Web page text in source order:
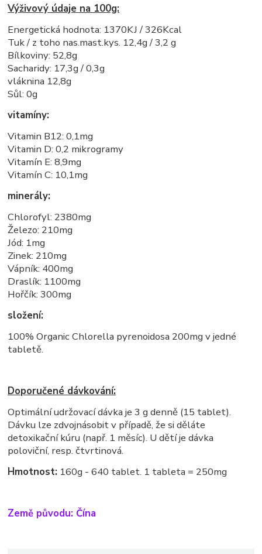
Výživový údaje na 100g:
Energetická hodnota: 1370KJ / 326Kcal
Tuk / z toho nas.mast.kys. 12,4g / 3,2 g
Bílkoviny: 52,8g
Sacharidy: 17,3g / 0,3g
vláknina 12,8g
Sůl: 0g
vitamíny:
Vitamin B12: 0,1mg
Vitamin D: 0,2 mikrogramy
Vitamín E: 8,9mg
Vitamín C: 10,1mg
minerály:
Chlorofyl: 2380mg
Železo: 210mg
Jód: 1mg
Zinek: 210mg
Vápník: 400mg
Draslík: 1100mg
Hořčík: 300mg
složení:
100% Organic Chlorella pyrenoidosa 200mg v jedné
tabletě.
Doporučené dávkování:
Optimální udržovací dávka je 3 g denně (15 tablet).
Dávku lze zdvojnásobit v případě, že si děláte
detoxikační kúru (např. 1 měsíc). U dětí je dávka
poloviční, resp. čtvrtinová.
Hmotnost: 160g - 640 tablet. 1 tableta = 250mg
Země původu: Čína